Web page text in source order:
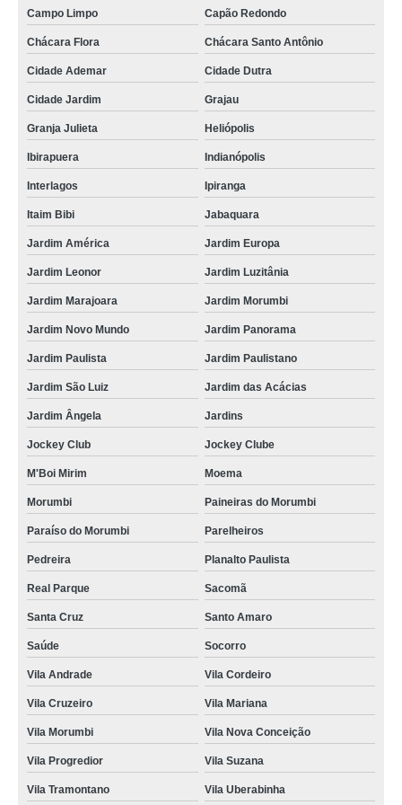
cordão para crachá em poliéster orçamento Barra Funda
cordão para crachá personalizado Marapoama
cordões para crachás Vargem Grande Paulista
cordão poliéster para crachá Sorocaba
cordão para crachá personalizado orçamento Vila Romana
gráfica de cordão para crachá em poliéster Tucuruvi
cordões para crachás em poliéster Morumbi
cordão em poliéster para crachá orçamento Taubaté
empresas que fazem cordão em poliéster para crachá Vila Romana
fábrica de cordões para crachás Bairro do Limão
cordão poliéster para crachá orçamento Jardim América
gráfica de cordão de crachá poliéster Itapevi
cordões para crachás em silk José Bonifácio
cordões de crachás Jardim Ângela
cordão de crachá Vila Gustavo
empresas que fazem cordão para crachá personalizado Perus
cordão para crachá em silk Sumaré
cordões de crachás Jardim Japão
cordões para crachás digital Panamby
cordões de crachás poliéster Vila Nova Conceição
empresas que fazem cordão para crachá Jardim Vazani
fábrica de cordão para crachá orçamento Vila Leopoldina
Campo Limpo Capão Redondo
Chácara Flora Chácara Santo Antônio
Cidade Ademar Cidade Dutra
Cidade Jardim Grajau
Granja Julieta Heliópolis
Ibirapuera Indianópolis
Interlagos Ipiranga
Itaim Bibi Jabaquara
Jardim América Jardim Europa
Jardim Leonor Jardim Luzitânia
Jardim Marajoara Jardim Morumbi
Jardim Novo Mundo Jardim Panorama
Jardim Paulista Jardim Paulistano
Jardim São Luiz Jardim das Acácias
Jardim Ângela Jardins
Jockey Club Jockey Clube
M'Boi Mirim Moema
Morumbi Paineiras do Morumbi
Paraíso do Morumbi Parelheiros
Pedreira Planalto Paulista
Real Parque Sacomã
Santa Cruz Santo Amaro
Saúde Socorro
Vila Andrade Vila Cordeiro
Vila Cruzeiro Vila Mariana
Vila Morumbi Vila Nova Conceição
Vila Progredior Vila Suzana
Vila Tramontano Vila Uberabinha